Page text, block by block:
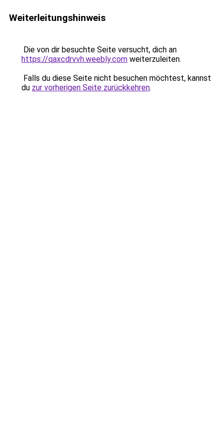
Weiterleitungshinweis
Die von dir besuchte Seite versucht, dich an
https://qaxcdrvvh.weebly.com weiterzuleiten.
Falls du diese Seite nicht besuchen möchtest, kannst
du zur vorherigen Seite zurückkehren.